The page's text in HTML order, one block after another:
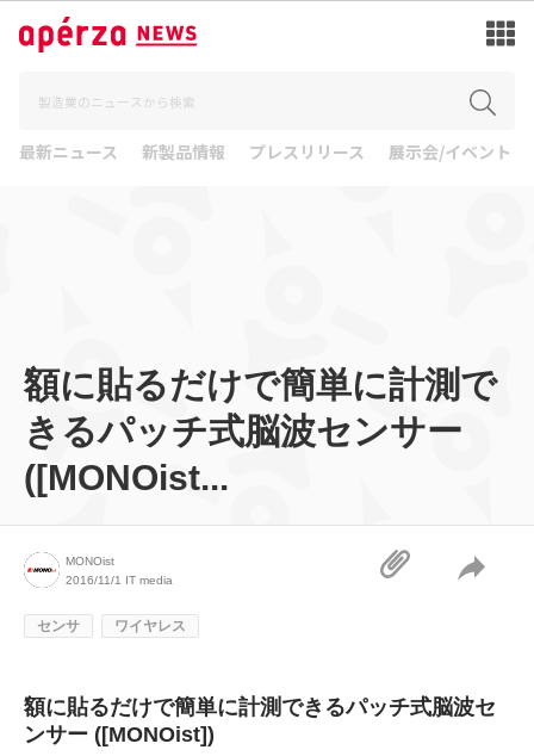
最新ニュース 新製品情報 プレスリリース 展示会/イベント
額に貼るだけで簡単に計測で
きるパッチ式脳波センサー
([MONOist...
MONOist
2016/11/1 IT media
センサ ワイヤレス
額に貼るだけで簡単に計測できるパッチ式脳波セ
ンサー ([MONOist])